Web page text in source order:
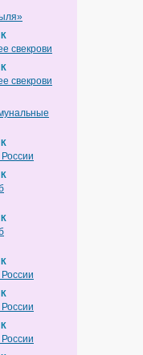
свекрови
свекрови